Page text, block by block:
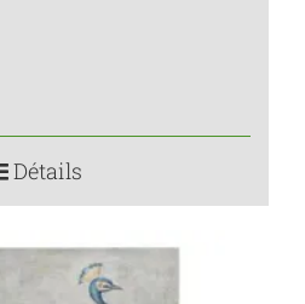
Détails